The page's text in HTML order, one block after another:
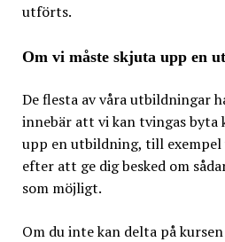
utförts.
Om vi måste skjuta upp en
De flesta av våra utbildningar
innebär att vi kan tvingas byta
upp en utbildning, till exempel
efter att ge dig besked om
som möjligt.
Om du inte kan delta på